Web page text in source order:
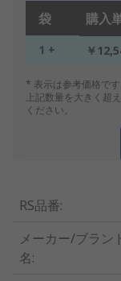
袋 購入
1 + ￥
* 表示は参考価格で
上記数量を大きく超
ください。
RS品番:
メーカー/ブラン
名: